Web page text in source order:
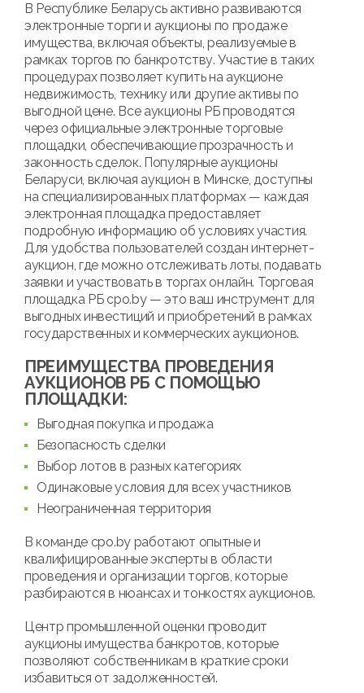
В Республике Беларусь активно развиваются
электронные торги и аукционы по продаже
имущества, включая объекты, реализуемые в
рамках торгов по банкротству. Участие в таких
процедурах позволяет купить на аукционе
недвижимость, технику или другие активы по
выгодной цене. Все аукционы РБ проводятся
через официальные электронные торговые
площадки, обеспечивающие прозрачность и
законность сделок. Популярные аукционы
Беларуси, включая аукцион в Минске, доступны
на специализированных платформах — каждая
электронная площадка предоставляет
подробную информацию об условиях участия.
Для удобства пользователей создан интернет-
аукцион, где можно отслеживать лоты, подавать
заявки и участвовать в торгах онлайн. Торговая
площадка РБ cpo.by — это ваш инструмент для
выгодных инвестиций и приобретений в рамках
государственных и коммерческих аукционов.
ПРЕИМУЩЕСТВА ПРОВЕДЕНИЯ
АУКЦИОНОВ РБ С ПОМОЩЬЮ
ПЛОЩАДКИ:
Выгодная покупка и продажа
Безопасность сделки
Выбор лотов в разных категориях
Одинаковые условия для всех участников
Неограниченная территория
В команде cpo.by работают опытные и
квалифицированные эксперты в области
проведения и организации торгов, которые
разбираются в нюансах и тонкостях аукционов.
Центр промышленной оценки проводит
аукционы имущества банкротов, которые
позволяют собственникам в краткие сроки
избавиться от задолженностей.